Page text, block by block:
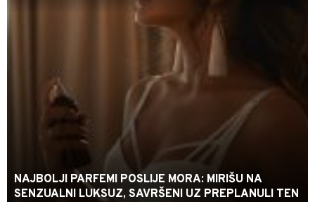
NAJBOLJI PARFEMI POSLIJE MORA: MIRIŠU NA
SENZUALNI LUKSUZ, SAVRŠENI UZ PREPLANULI TEN